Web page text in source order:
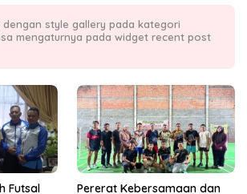
style gallery pada kategori
mengaturnya pada widget recent post
Futsal
Pererat Kebersamaan dan